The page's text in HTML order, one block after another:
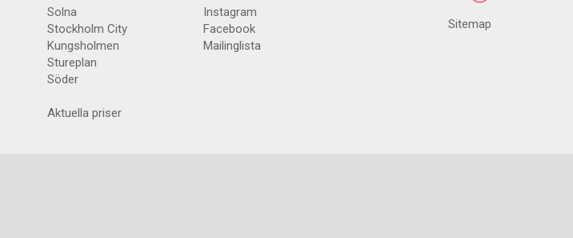
Solna
Stockholm City
Kungsholmen
Stureplan
Söder
Aktuella priser
Instagram
Facebook
Mailinglista
Sitemap